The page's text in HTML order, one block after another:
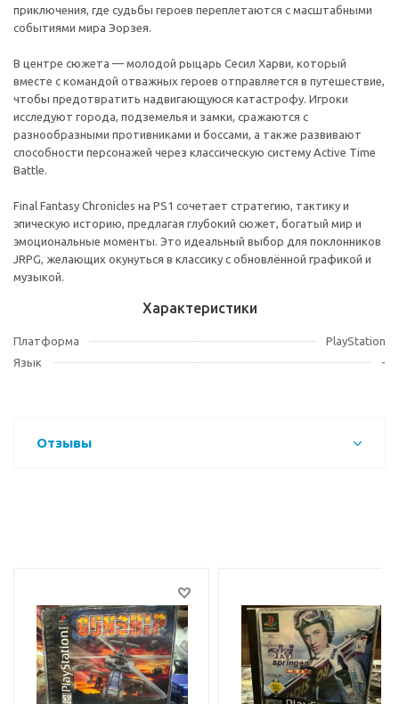
приключения, где судьбы героев переплетаются с масштабными
событиями мира Эорзея.
В центре сюжета — молодой рыцарь Сесил Харви, который
вместе с командой отважных героев отправляется в путешествие,
чтобы предотвратить надвигающуюся катастрофу. Игроки
исследуют города, подземелья и замки, сражаются с
разнообразными противниками и боссами, а также развивают
способности персонажей через классическую систему Active Time
Battle.
Final Fantasy Chronicles на PS1 сочетает стратегию, тактику и
эпическую историю, предлагая глубокий сюжет, богатый мир и
эмоциональные моменты. Это идеальный выбор для поклонников
JRPG, желающих окунуться в классику с обновлённой графикой и
музыкой.
Характеристики
Платформа
PlayStation
Язык
-
Отзывы